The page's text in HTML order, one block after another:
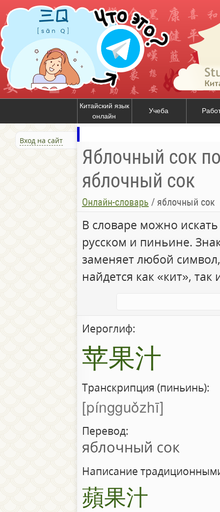
Китайский язык
онлайн
Учеба
Вход на сайт
Яблочный сок
яблочный сок
Онлайн-словарь / яблочный сок
В словаре можно
русском и пиньине.
заменяет любой
найдется как «кит», так
Иероглиф:
苹果汁
Транскрипция (пиньинь):
píngguǒzhī
Перевод:
яблочный сок
Написание
蘋果汁